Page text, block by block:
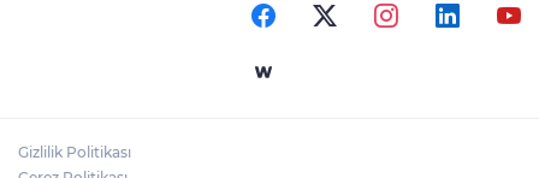
Gizlilik Politikası